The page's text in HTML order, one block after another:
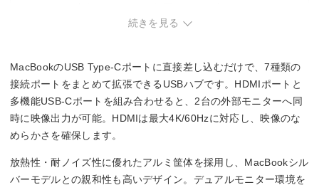
・シンプルなポート構成で十分な方。
続きを見る
MacBookのUSB Type-Cポートに直接差し込むだけで、7種類の
接続ポートをまとめて拡張できるUSBハブです。HDMIポートと
多機能USB-Cポートを組み合わせると、2台の外部モニターへ同
時に映像出力が可能。HDMIは最大4K/60Hzに対応し、映像のな
めらかさを確保します。
放熱性・耐ノイズ性に優れたアルミ筐体を採用し、MacBookシル
バーモデルとの親和性も高いデザイン。デュアルモニター環境を